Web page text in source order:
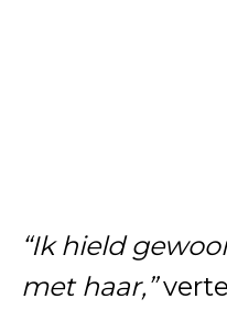
“Ik hield
met haar,”